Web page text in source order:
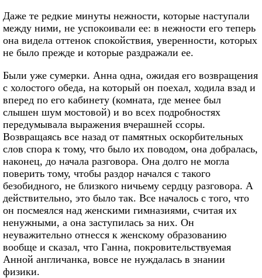
Даже те редкие минуты нежности, которые наступали
между ними, не успокоивали ее: в нежности его теперь
она видела оттенок спокойствия, уверенности, которых
не было прежде и которые раздражали ее.
Были уже сумерки. Анна одна, ожидая его возвращения
с холостого обеда, на который он поехал, ходила взад и
вперед по его кабинету (комната, где менее был
слышен шум мостовой) и во всех подробностях
передумывала выражения вчерашней ссоры.
Возвращаясь все назад от памятных оскорбительных
слов спора к тому, что было их поводом, она добралась,
наконец, до начала разговора. Она долго не могла
поверить тому, чтобы раздор начался с такого
безобидного, не близкого ничьему сердцу разговора. А
действительно, это было так. Все началось с того, что
он посмеялся над женскими гимназиями, считая их
ненужными, а она заступилась за них. Он
неуважительно отнесся к женскому образованию
вообще и сказал, что Ганна, покровительствуемая
Анной англичанка, вовсе не нуждалась в знании
физики.